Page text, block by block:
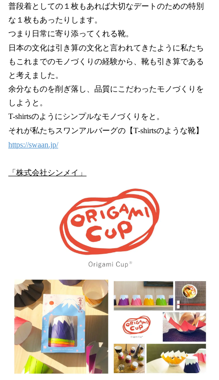
普段着としての１枚もあれば大切なデートのための特別
な１枚もあったりします。
つまり日常に寄り添ってくれる靴。
日本の文化は引き算の文化と言われてきたように私たち
もこれまでのモノづくりの経験から、靴も引き算である
と考えました。
余分なものを削ぎ落し、品質にこだわったモノづくりを
しようと。
T-shirtsのようにシンプルなモノづくりをと。
それが私たちスワンアルバーグの【T-shirtsのような靴】
https://swaan.jp/
「株式会社シンメイ」